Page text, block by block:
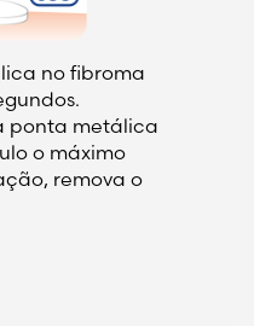
no fibroma
ponta metálica
o máximo
remova o